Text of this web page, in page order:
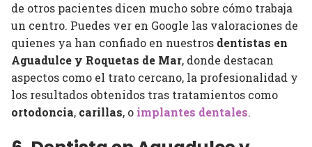
de otros pacientes dicen mucho sobre cómo trabaja
un centro. Puedes ver en Google las valoraciones de
quienes ya han confiado en nuestros dentistas en
Aguadulce y Roquetas de Mar, donde destacan
aspectos como el trato cercano, la profesionalidad y
los resultados obtenidos tras tratamientos como
ortodoncia, carillas, o implantes dentales.